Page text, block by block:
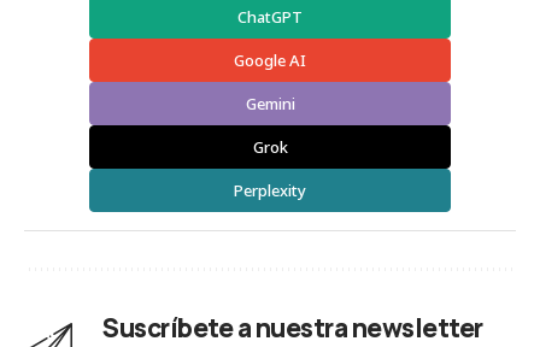
ChatGPT
Google AI
Gemini
Grok
Perplexity
Suscríbete a nuestra newsletter